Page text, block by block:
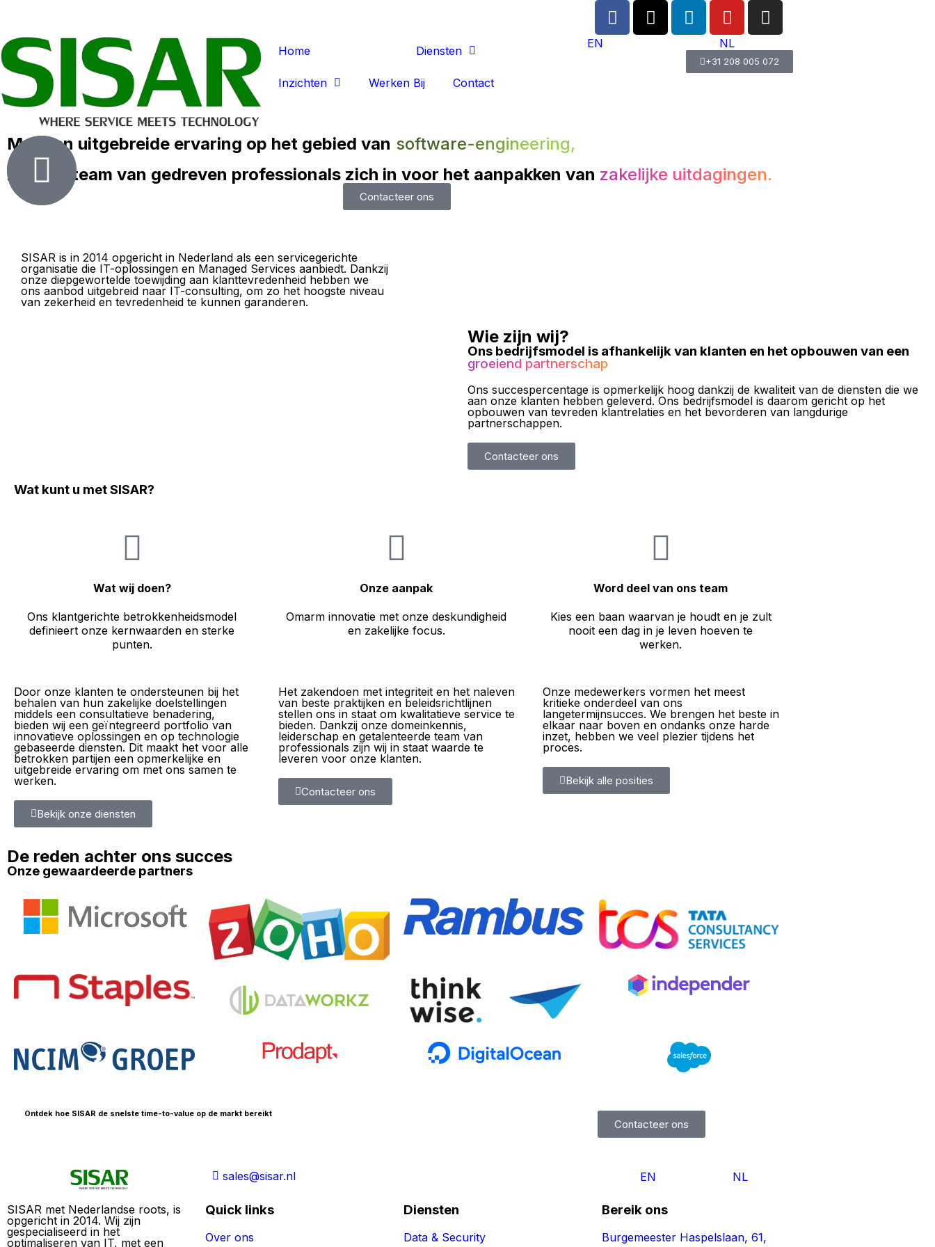
Home Diensten
Inzichten Werken Bij Contact
EN NL
+31 208 005 072
Met een uitgebreide ervaring op het gebied van software-engineering,
zet ons team van gedreven professionals zich in voor het aanpakken van zakelijke uitdagingen.
Contacteer ons
SISAR is in 2014 opgericht in Nederland als een servicegerichte
organisatie die IT-oplossingen en Managed Services aanbiedt. Dankzij
onze diepgewortelde toewijding aan klanttevredenheid hebben we
ons aanbod uitgebreid naar IT-consulting, om zo het hoogste niveau
van zekerheid en tevredenheid te kunnen garanderen.
Wie zijn wij?
Ons bedrijfsmodel is afhankelijk van klanten en het opbouwen van een
groeiend partnerschap
Ons succespercentage is opmerkelijk hoog dankzij de kwaliteit van de diensten die we
aan onze klanten hebben geleverd. Ons bedrijfsmodel is daarom gericht op het
opbouwen van tevreden klantrelaties en het bevorderen van langdurige
partnerschappen.
Contacteer ons
Wat kunt u met SISAR?
Wat wij doen?
Ons klantgerichte betrokkenheidsmodel
definieert onze kernwaarden en sterke
punten.
Onze aanpak
Omarm innovatie met onze deskundigheid
en zakelijke focus.
Word deel van ons team
Kies een baan waarvan je houdt en je zult
nooit een dag in je leven hoeven te
werken.
Door onze klanten te ondersteunen bij het
behalen van hun zakelijke doelstellingen
middels een consultatieve benadering,
bieden wij een geïntegreerd portfolio van
innovatieve oplossingen en op technologie
gebaseerde diensten. Dit maakt het voor alle
betrokken partijen een opmerkelijke en
uitgebreide ervaring om met ons samen te
werken.
Bekijk onze diensten
Het zakendoen met integriteit en het naleven
van beste praktijken en beleidsrichtlijnen
stellen ons in staat om kwalitatieve service te
bieden. Dankzij onze domeinkennis,
leiderschap en getalenteerde team van
professionals zijn wij in staat waarde te
leveren voor onze klanten.
Contacteer ons
Onze medewerkers vormen het meest
kritieke onderdeel van ons
langetermijnsucces. We brengen het beste in
elkaar naar boven en ondanks onze harde
inzet, hebben we veel plezier tijdens het
proces.
Bekijk alle posities
De reden achter ons succes
Onze gewaardeerde partners
Ontdek hoe SISAR de snelste time-to-value op de markt bereikt
Contacteer ons
sales@sisar.nl EN NL
SISAR met Nederlandse roots, is
opgericht in 2014. Wij zijn
gespecialiseerd in het
optimaliseren van IT, met een
Quick links
Over ons
Diensten
Data & Security
Bereik ons
Burgemeester Haspelslaan, 61,